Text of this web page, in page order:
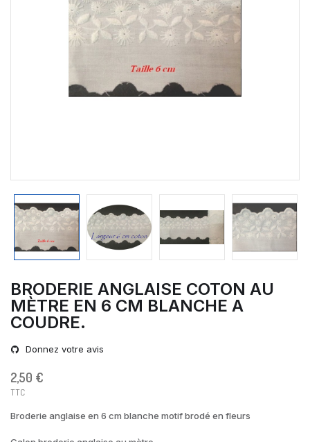
BRODERIE ANGLAISE COTON AU
MÈTRE EN 6 CM BLANCHE A
COUDRE.
Donnez votre avis
2,50 €
TTC
Broderie anglaise en 6 cm blanche motif brodé en fleurs